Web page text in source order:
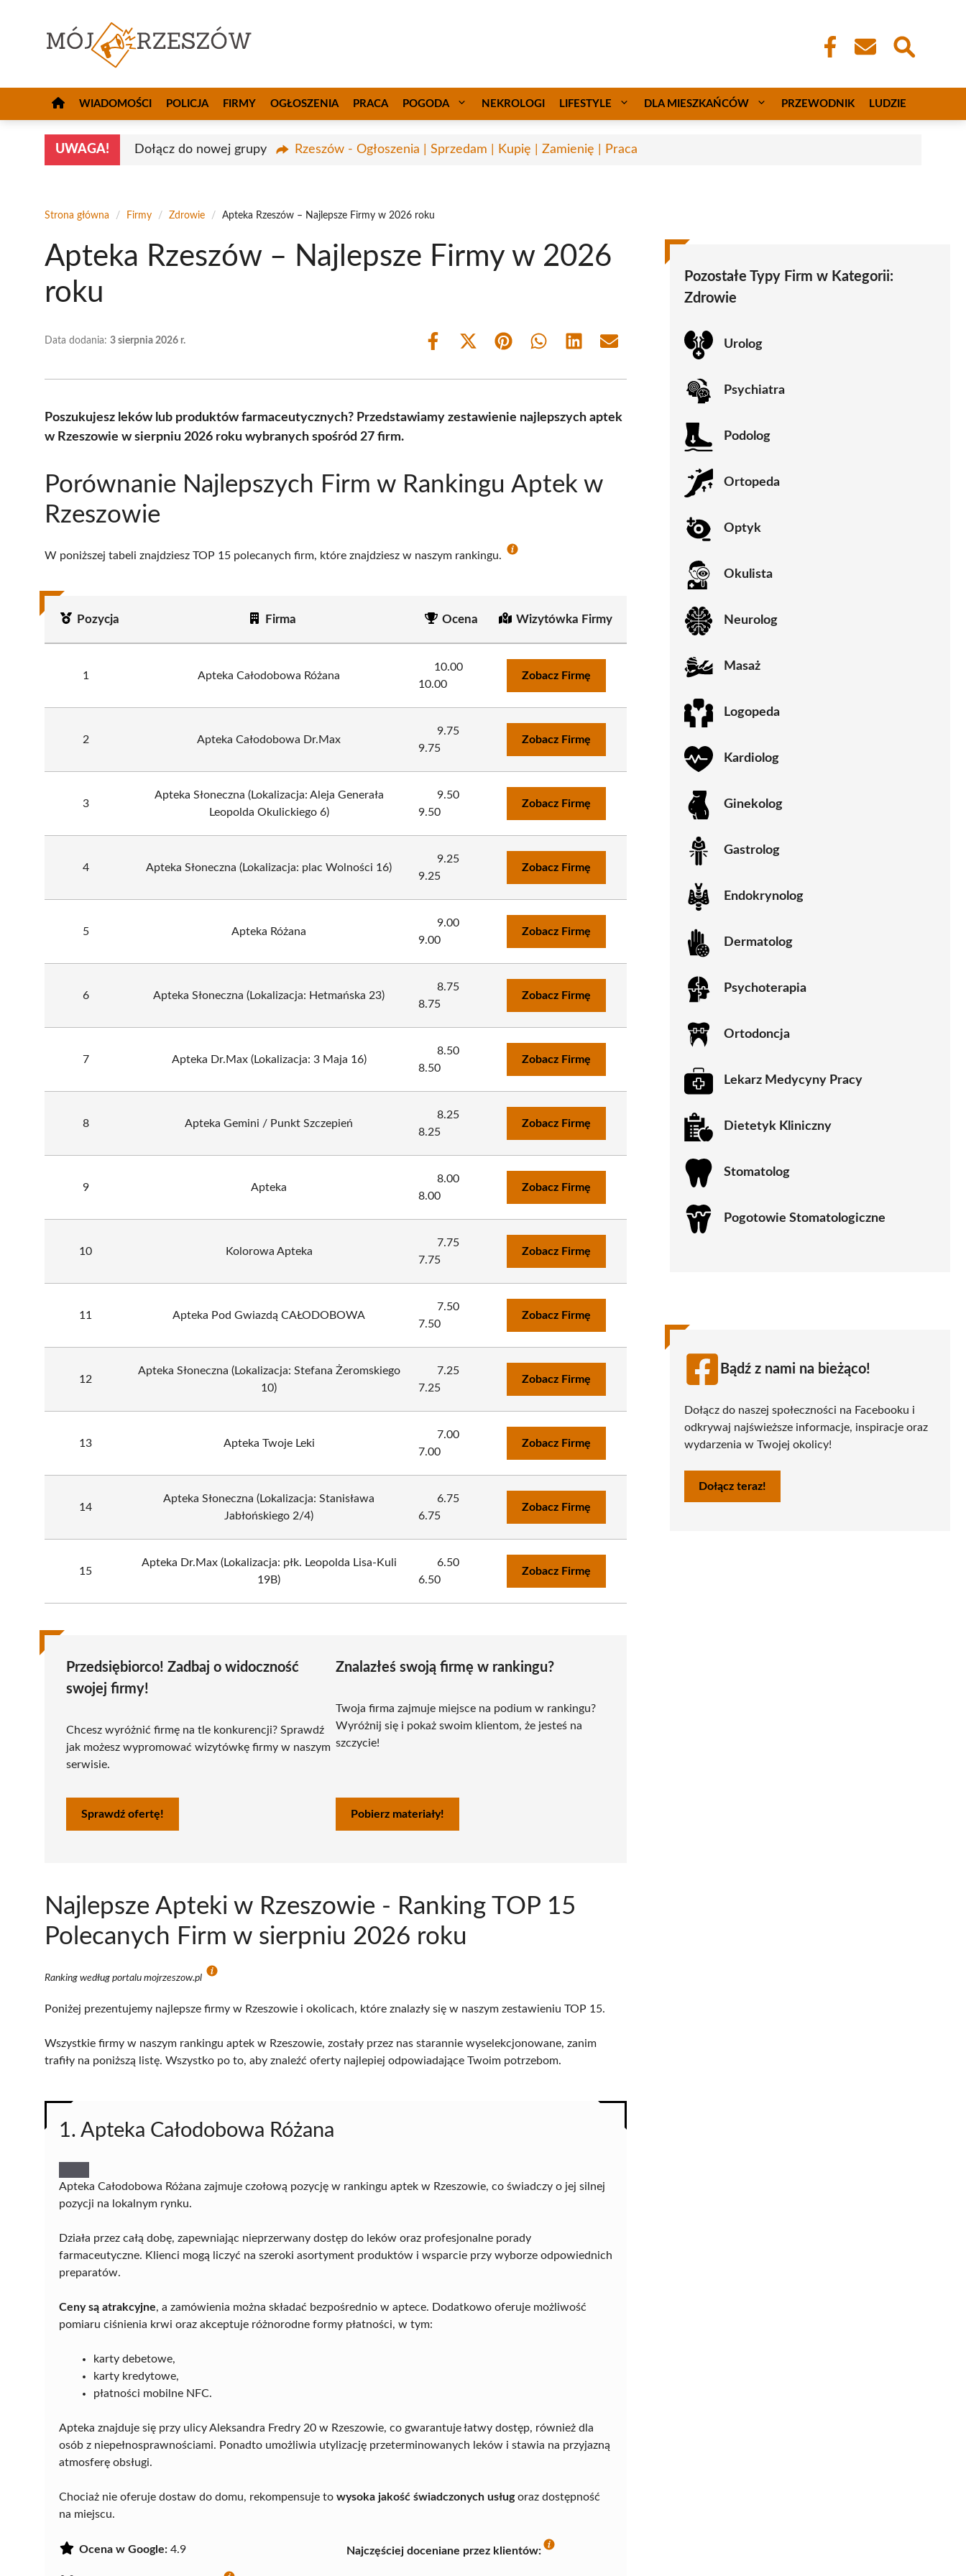
WIADOMOŚCI POLICJA FIRMY OGŁOSZENIA PRACA POGODA NEKROLOGI LIFESTYLE DLA MIESZKAŃCÓW PRZEWODNIK LUDZIE
UWAGA! Dołącz do nowej grupy Rzeszów - Ogłoszenia | Sprzedam | Kupię | Zamienię | Praca
Strona główna / Firmy / Zdrowie / Apteka Rzeszów – Najlepsze Firmy w 2026 roku
Apteka Rzeszów – Najlepsze Firmy w 2026
roku
Data dodania: 3 sierpnia 2026 r.
Share
Share
(Twitter)
Share Share Share Share
Poszukujesz leków lub produktów farmaceutycznych? Przedstawiamy zestawienie najlepszych aptek
w Rzeszowie w sierpniu 2026 roku wybranych spośród 27 firm.
Porównanie Najlepszych Firm w Rankingu Aptek w
Rzeszowie
W poniższej tabeli znajdziesz TOP 15 polecanych firm, które znajdziesz w naszym rankingu.
Pozycja Firma Ocena Wizytówka Firmy
1 Apteka Całodobowa Różana
10.00
10.00
Zobacz Firmę
2 Apteka Całodobowa Dr.Max
9.75
9.75
Zobacz Firmę
3
Apteka Słoneczna (Lokalizacja: Aleja Generała
Leopolda Okulickiego 6)
9.50
9.50
Zobacz Firmę
4 Apteka Słoneczna (Lokalizacja: plac Wolności 16)
9.25
9.25
Zobacz Firmę
5 Apteka Różana
9.00
9.00
Zobacz Firmę
6 Apteka Słoneczna (Lokalizacja: Hetmańska 23)
8.75
8.75
Zobacz Firmę
7 Apteka Dr.Max (Lokalizacja: 3 Maja 16)
8.50
8.50
Zobacz Firmę
8 Apteka Gemini / Punkt Szczepień
8.25
8.25
Zobacz Firmę
9 Apteka
8.00
8.00
Zobacz Firmę
10 Kolorowa Apteka
7.75
7.75
Zobacz Firmę
11 Apteka Pod Gwiazdą CAŁODOBOWA
7.50
7.50
Zobacz Firmę
12
Apteka Słoneczna (Lokalizacja: Stefana Żeromskiego
10)
7.25
7.25
Zobacz Firmę
13 Apteka Twoje Leki
7.00
7.00
Zobacz Firmę
14
Apteka Słoneczna (Lokalizacja: Stanisława
Jabłońskiego 2/4)
6.75
6.75
Zobacz Firmę
15
Apteka Dr.Max (Lokalizacja: płk. Leopolda Lisa-Kuli
19B)
6.50
6.50
Zobacz Firmę
Przedsiębiorco! Zadbaj o widoczność
swojej firmy!
Chcesz wyróżnić firmę na tle konkurencji? Sprawdź
jak możesz wypromować wizytówkę firmy w naszym
serwisie.
Sprawdź ofertę!
Znalazłeś swoją firmę w rankingu?
Twoja firma zajmuje miejsce na podium w rankingu?
Wyróżnij się i pokaż swoim klientom, że jesteś na
szczycie!
Pobierz materiały!
Najlepsze Apteki w Rzeszowie - Ranking TOP 15
Polecanych Firm w sierpniu 2026 roku
Ranking według portalu mojrzeszow.pl
Poniżej prezentujemy najlepsze firmy w Rzeszowie i okolicach, które znalazły się w naszym zestawieniu TOP 15.
Wszystkie firmy w naszym rankingu aptek w Rzeszowie, zostały przez nas starannie wyselekcjonowane, zanim
trafiły na poniższą listę. Wszystko po to, aby znaleźć oferty najlepiej odpowiadające Twoim potrzebom.
1. Apteka Całodobowa Różana
Apteka Całodobowa Różana zajmuje czołową pozycję w rankingu aptek w Rzeszowie, co świadczy o jej silnej
pozycji na lokalnym rynku.
Działa przez całą dobę, zapewniając nieprzerwany dostęp do leków oraz profesjonalne porady
farmaceutyczne. Klienci mogą liczyć na szeroki asortyment produktów i wsparcie przy wyborze odpowiednich
preparatów.
Ceny są atrakcyjne, a zamówienia można składać bezpośrednio w aptece. Dodatkowo oferuje możliwość
pomiaru ciśnienia krwi oraz akceptuje różnorodne formy płatności, w tym:
karty debetowe,
karty kredytowe,
płatności mobilne NFC.
Apteka znajduje się przy ulicy Aleksandra Fredry 20 w Rzeszowie, co gwarantuje łatwy dostęp, również dla
osób z niepełnosprawnościami. Ponadto umożliwia utylizację przeterminowanych leków i stawia na przyjazną
atmosferę obsługi.
Chociaż nie oferuje dostaw do domu, rekompensuje to wysoka jakość świadczonych usługoraz dostępność
na miejscu.
Ocena w Google: 4.9 Najczęściej doceniane przez klientów:
Pozostałe Typy Firm w Kategorii:
Zdrowie
Urolog
Psychiatra
Podolog
Ortopeda
Optyk
Okulista
Neurolog
Masaż
Logopeda
Kardiolog
Ginekolog
Gastrolog
Endokrynolog
Dermatolog
Psychoterapia
Ortodoncja
Lekarz Medycyny Pracy
Dietetyk Kliniczny
Stomatolog
Pogotowie Stomatologiczne
Bądź z nami na bieżąco!
Dołącz do naszej społeczności na Facebooku i
odkrywaj najświeższe informacje, inspiracje oraz
wydarzenia w Twojej okolicy!
Dołącz teraz!